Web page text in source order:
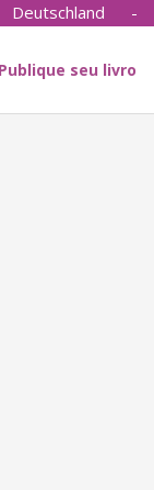
Deutschland -
Publique seu livro